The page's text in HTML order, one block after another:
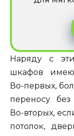
Наряду с
шкафов
Во-первых,
переносу
Во-вторых,
потолок,